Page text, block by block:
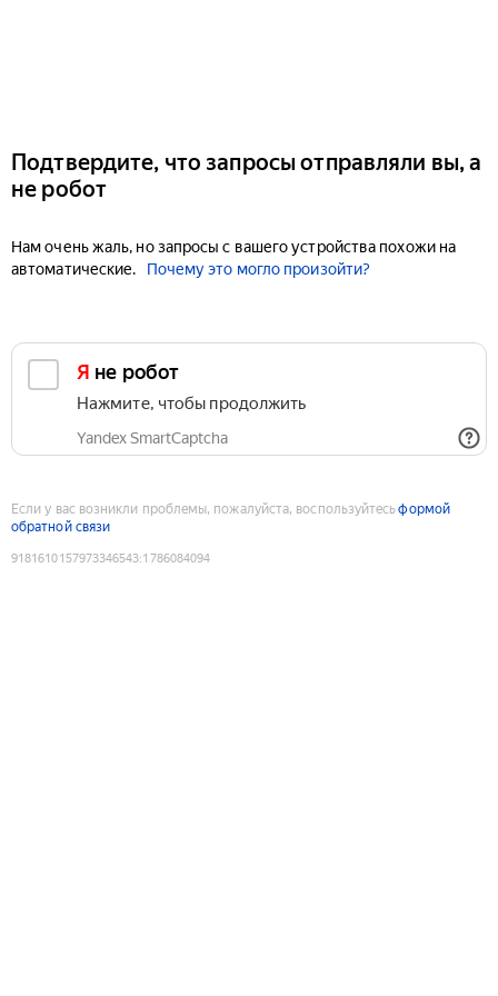
Подтвердите, что запросы отправляли вы, а
не робот
Нам очень жаль, но запросы с вашего устройства похожи на
автоматические.
Почему это могло произойти?
Я не робот
Нажмите, чтобы продолжить
Yandex SmartCaptcha
Если у вас возникли проблемы, пожалуйста, воспользуйтесьформой
обратной связи
9181610157973346543:1786084094